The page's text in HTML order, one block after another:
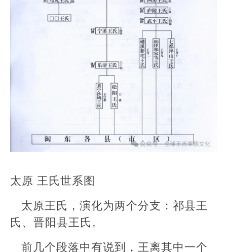
太原 王氏世系图
太原王氏，演化为两个分支：祁县王
氏、晋阳县王氏。
前几个段落中有说到，王离其中一个